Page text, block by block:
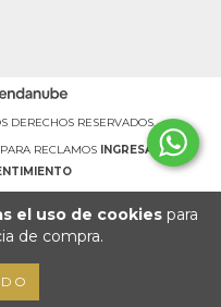
el uso de cookiespara
de compra.
DERECHOS RESERVADOS.
RECLAMOS INGRESA AQUÍ.